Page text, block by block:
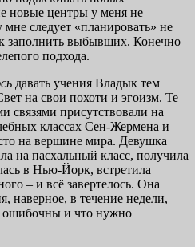
новые центры у меня не
следует «планировать» не
заполнить выбывших. Конечно
подхода.
давать учения Владык тем
на свои похоти и эгоизм. Те
связями присутствовали на
классах Сен-Жермена и
на вершине мира. Девушка
на пасхальный класс, получила
в Нью-Йорк, встретила
– и всё завертелось. Она
наверное, в течение недели,
ошибочны и что нужно